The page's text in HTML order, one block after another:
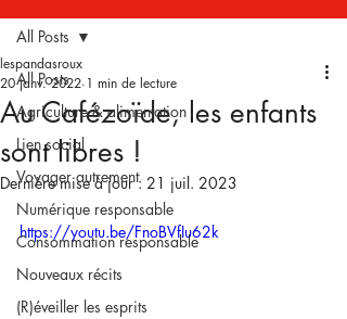
All Posts
Agriculture & alimentation
Lien social
Voyager autrement
Numérique responsable
Consommation responsable
Nouveaux récits
(R)éveiller les esprits
All Posts
Au Cafézoïde, les enfants
sont libres !
lespandasroux
20 janv. 2022 1 min de lecture
Dernière mise à jour : 21 juil. 2023
https://youtu.be/FnoBVfIu62k